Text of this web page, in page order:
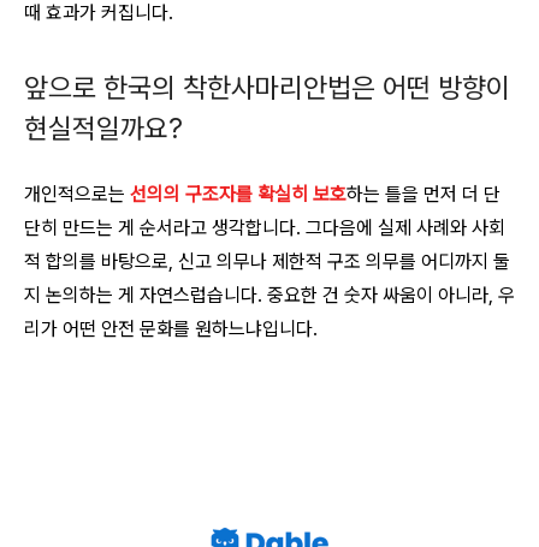
때 효과가 커집니다.
앞으로 한국의 착한사마리안법은 어떤 방향이
현실적일까요?
개인적으로는 선의의 구조자를 확실히 보호하는 틀을 먼저 더 단
단히 만드는 게 순서라고 생각합니다. 그다음에 실제 사례와 사회
적 합의를 바탕으로, 신고 의무나 제한적 구조 의무를 어디까지 둘
지 논의하는 게 자연스럽습니다. 중요한 건 숫자 싸움이 아니라, 우
리가 어떤 안전 문화를 원하느냐입니다.